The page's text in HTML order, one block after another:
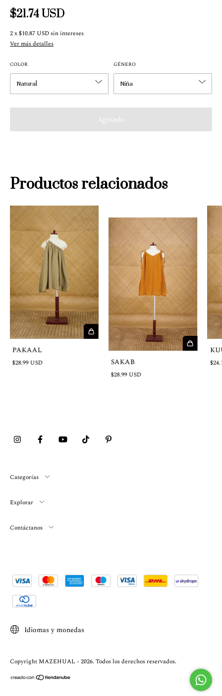
$21.74 USD
2x$10.87 USDsin intereses
Ver más detalles
COLOR GÉNERO
Productos relacionados
PAKAAL
$28.99 USD SAKAB
$28.99 USD
Categorías
Explorar
Contáctanos
Idiomas y monedas
Copyright MAZEHUAL - 2026. Todos los derechos reservados.